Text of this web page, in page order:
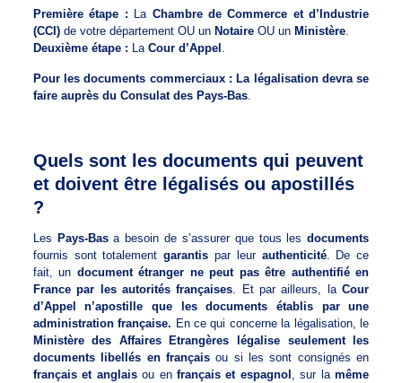
Première étape : La Chambre de Commerce et d’Industrie
(CCI)de votre département OU un Notaire OU un Ministère.
Deuxième étape : La Cour d’Appel
Pour les documents commerciaux : La légalisation devra se
faire auprès du Consulat des Pays-Bas.
Quels sont les documents qui peuvent
et doivent être légalisés ou apostillés
?
Les Pays-Basa besoin de s’assurer que tous lesdocuments
fournis sont totalementgarantis par leur authenticité. De ce
fait, un document étranger ne peut pas être authentifié en
France par les autorités françaises . Et par ailleurs, laCour
d’Appel n’apostille que les documents établis par une
administration française. En ce qui concerne la légalisation, le
Ministère des Affaires Etrangères légalise seulement les
documents libellés en françaisou si les sont consignés en
français et anglaisou en français et espagnol , sur lamême